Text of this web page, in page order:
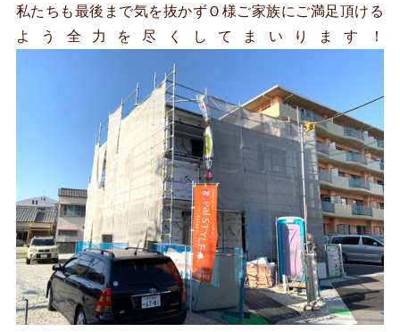
私たちも最後まで気を抜かずＯ様ご家族にご満足頂ける
よう全力を尽くしてまいります！